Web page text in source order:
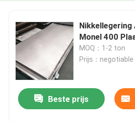
Nikkellegering
Monel 400
MOQ：1-2 ton
Prijs：negotiable
Beste prijs